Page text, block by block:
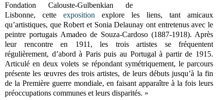
Fondation Calouste-Gulbenkian de
Lisbonne, cette exposition explore les liens, tant amicaux
qu’artistiques, que Robert et Sonia Delaunay ont entretenus avec le
peintre portugais Amadeo de Souza-Cardoso (1887-1918). Après
leur rencontre en 1911, les trois artistes se fréquentent
régulièrement, d’abord à Paris puis au Portugal à partir de 1915.
Articulé en deux volets se répondant symétriquement, le parcours
présente les œuvres des trois artistes, de leurs débuts jusqu’à la fin
de la Première guerre mondiale, en faisant apparaître à la fois leurs
préoccupations communes et leurs disparités. »